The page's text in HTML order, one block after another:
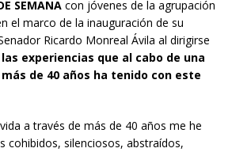
SEMANA con jóvenes de la agrupación
el marco de la inauguración de su
Ricardo Monreal Ávila al dirigirse
experiencias que al cabo de una
de 40 años ha tenido con este
a través de más de 40 años me he
cohibidos, silenciosos, abstraídos,